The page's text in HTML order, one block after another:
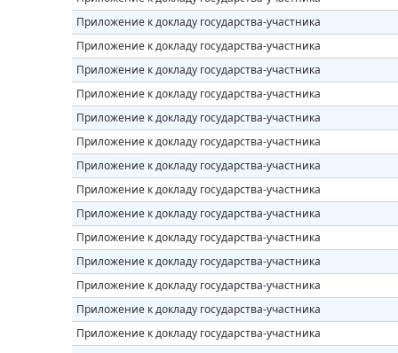
Приложение к докладу государства-участника
Приложение к докладу государства-участника
Приложение к докладу государства-участника
Приложение к докладу государства-участника
Приложение к докладу государства-участника
Приложение к докладу государства-участника
Приложение к докладу государства-участника
Приложение к докладу государства-участника
Приложение к докладу государства-участника
Приложение к докладу государства-участника
Приложение к докладу государства-участника
Приложение к докладу государства-участника
Приложение к докладу государства-участника
Приложение к докладу государства-участника